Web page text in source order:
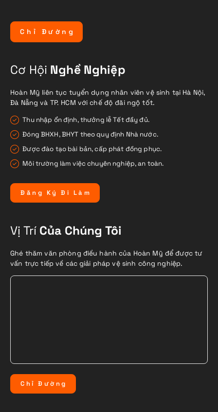
C h ỉ Đ ư ờ n g
Cơ Hội Nghề Nghiệp
Hoàn Mỹ liên tục tuyển dụng nhân viên vệ sinh tại Hà Nội,
Đà Nẵng và TP. HCM với chế độ đãi ngộ tốt.
Thu nhập ổn định, thưởng lễ Tết đầy đủ.
Đóng BHXH, BHYT theo quy định Nhà nước.
Được đào tạo bài bản, cấp phát đồng phục.
Môi trường làm việc chuyên nghiệp, an toàn.
Đ ă n g Ký Đ i L à m
Vị TríCủa Chúng Tôi
Ghé thăm văn phòng điều hành của Hoàn Mỹ để được tư
vấn trực tiếp về các giải pháp vệ sinh công nghiệp.
C hỉ Đ ườ ng